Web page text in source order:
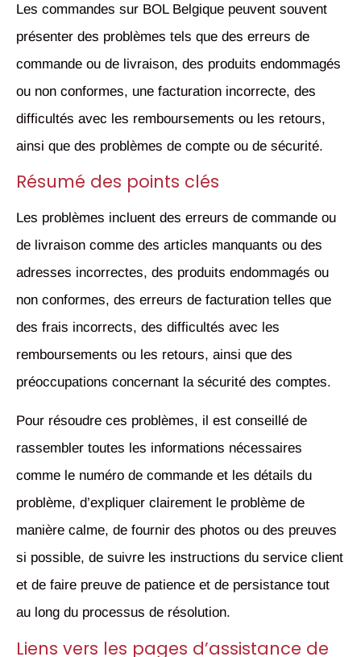
Les commandes sur BOL Belgique peuvent souvent
présenter des problèmes tels que des erreurs de
commande ou de livraison, des produits endommagés
ou non conformes, une facturation incorrecte, des
difficultés avec les remboursements ou les retours,
ainsi que des problèmes de compte ou de sécurité.
Résumé des points clés
Les problèmes incluent des erreurs de commande ou
de livraison comme des articles manquants ou des
adresses incorrectes, des produits endommagés ou
non conformes, des erreurs de facturation telles que
des frais incorrects, des difficultés avec les
remboursements ou les retours, ainsi que des
préoccupations concernant la sécurité des comptes.
Pour résoudre ces problèmes, il est conseillé de
rassembler toutes les informations nécessaires
comme le numéro de commande et les détails du
problème, d’expliquer clairement le problème de
manière calme, de fournir des photos ou des preuves
si possible, de suivre les instructions du service client
et de faire preuve de patience et de persistance tout
au long du processus de résolution.
Liens vers les pages d’assistance de